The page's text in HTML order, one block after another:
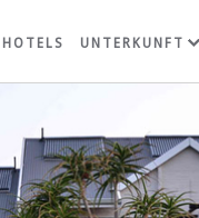
HOTELS UNTERKUNFT